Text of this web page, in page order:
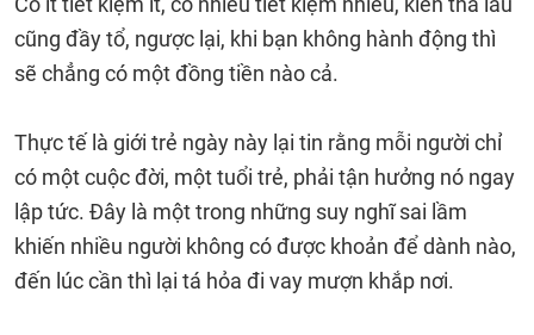
cũng đầy tổ, ngược lại, khi bạn không hành động thì
sẽ chẳng có một đồng tiền nào cả.
Thực tế là giới trẻ ngày này lại tin rằng mỗi người chỉ
có một cuộc đời, một tuổi trẻ, phải tận hưởng nó ngay
lập tức. Đây là một trong những suy nghĩ sai lầm
khiến nhiều người không có được khoản để dành nào,
đến lúc cần thì lại tá hỏa đi vay mượn khắp nơi.